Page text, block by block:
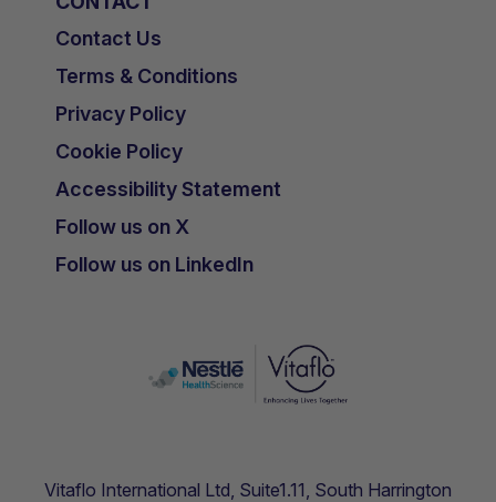
Contact Us
Terms & Conditions
Privacy Policy
Cookie Policy
Accessibility Statement
Follow us on X
Follow us on LinkedIn
Vitaflo International Ltd, Suite1.11, South Harrington